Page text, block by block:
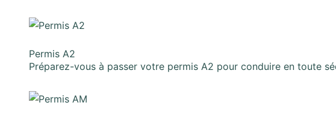
Permis A2
Préparez-vous à passer votre permis A2 pour conduire en toute